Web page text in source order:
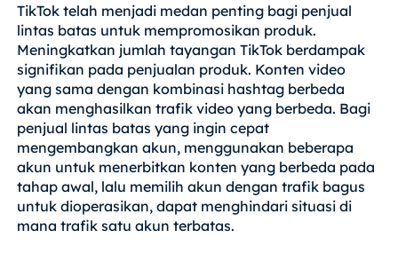
TikTok telah menjadi medan penting bagi penjual
lintas batas untuk mempromosikan produk.
Meningkatkan jumlah tayangan TikTok berdampak
signifikan pada penjualan produk. Konten video
yang sama dengan kombinasi hashtag berbeda
akan menghasilkan trafik video yang berbeda. Bagi
penjual lintas batas yang ingin cepat
mengembangkan akun, menggunakan beberapa
akun untuk menerbitkan konten yang berbeda pada
tahap awal, lalu memilih akun dengan trafik bagus
untuk dioperasikan, dapat menghindari situasi di
mana trafik satu akun terbatas.